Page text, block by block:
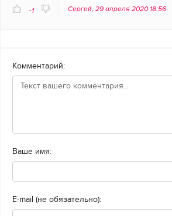
-1 Сергей, 29 апреля 2020 18:56
Комментарий:
Ваше имя:
E-mail (не обязательно):